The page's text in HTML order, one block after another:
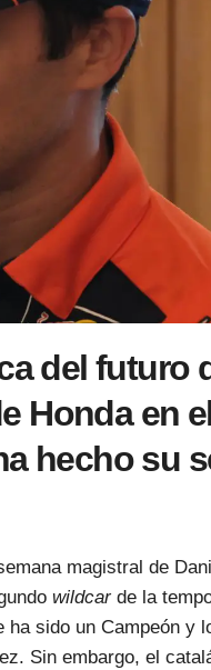
del futuro
Honda en
hecho su
magistral de
wildcar de la
sido un Campeón y
Sin embargo, el